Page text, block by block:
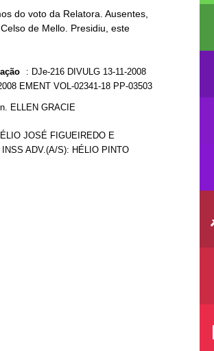
do voto da Relatora. Ausentes,
de Mello. Presidiu, este
: DJe-216 DIVULG 13-11-2008
EMENT VOL-02341-18 PP-03503
ELLEN GRACIE
JOSÉ FIGUEIREDO E
ADV.(A/S): HÉLIO PINTO